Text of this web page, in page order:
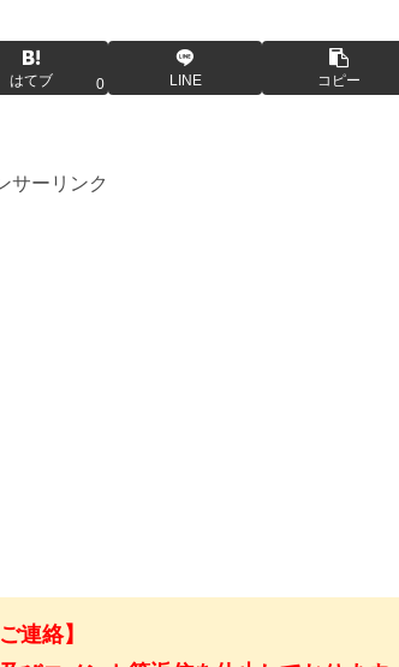
はてブ 0 LINE コピー
サーリンク
連絡】